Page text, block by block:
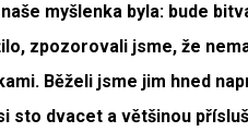
myšlenka byla: bude
zpozorovali jsme, že
Běželi jsme jim hned
sto dvacet a většinou